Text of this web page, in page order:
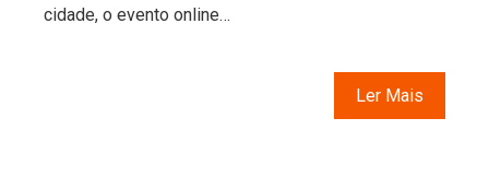
cidade, o evento online…
Ler Mais